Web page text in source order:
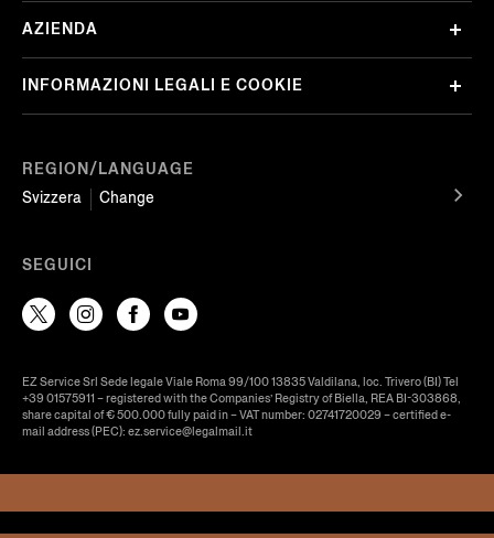
REGION/LANGUAGE
Svizzera
Change
AZIENDA
INFORMAZIONI LEGALI E COOKIE
SEGUICI
EZ Service Srl Sede legale Viale Roma 99/100 13835 Valdilana, loc. Trivero (BI) Tel
+39 01575911 – registered with the Companies’ Registry of Biella, REA BI-303868,
share capital of € 500.000 fully paid in – VAT number: 02741720029 – certified e-
mail address (PEC): ez.service@legalmail.it